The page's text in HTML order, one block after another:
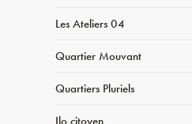
Les Ateliers 04
Quartier Mouvant
Quartiers Pluriels
Ilo citoyen